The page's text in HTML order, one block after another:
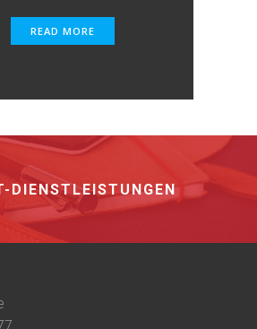
READ MORE
DIENSTLEISTUNGEN